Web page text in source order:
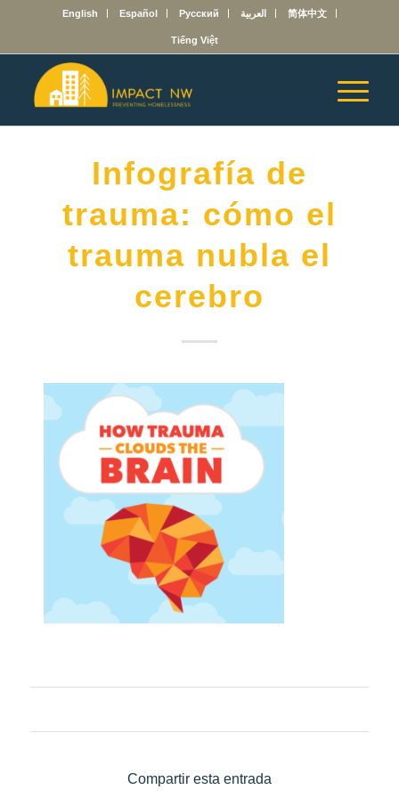
English Español Русский العربية 简体中文
Tiếng Việt
Infografía de
trauma: cómo el
trauma nubla el
cerebro
Compartir esta entrada